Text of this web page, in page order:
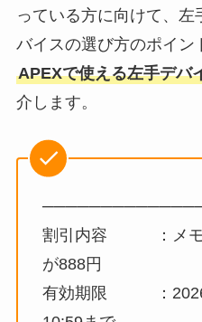
っている方に向けて、
バイスの選び方のポイン
APEXで使える左手デバ
介します。
割引内容 ：メモ
が888円
有効期限 ：2026